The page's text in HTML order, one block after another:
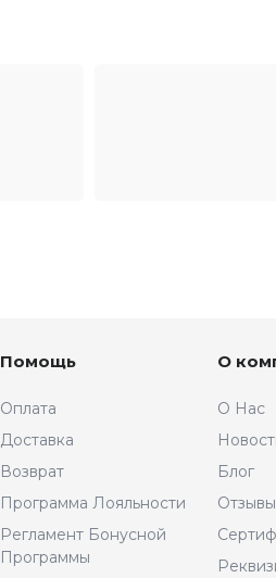
Помощь
Оплата
Доставка
Возврат
Программа Лояльности
Регламент Бонусной
Программы
О
О Нас
Блог
Отзывы